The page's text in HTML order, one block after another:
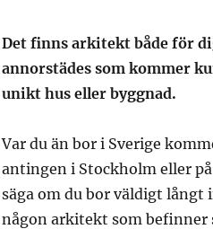
Det finns arkitekt både för
annorstädes som kommer
unikt hus eller byggnad.
Var du än bor i Sverige
antingen i Stockholm eller
säga om du bor väldigt långt
någon arkitekt som befinner